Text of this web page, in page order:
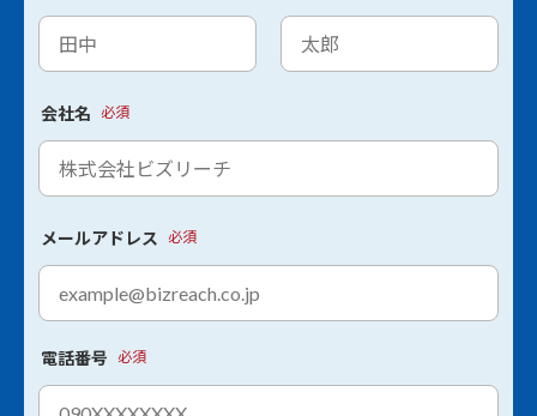
会社名 必須
メールアドレス 必須
電話番号 必須